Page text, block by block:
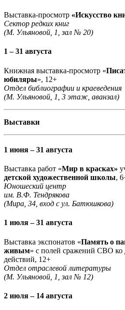
Выставка-просмотр «Искусство
Сектор редких книг
(М. Ульяновой, 1, зал № 20)
1 – 31 августа
Книжная выставка-просмотр «
юбиляры», 12+
Отдел библиографии и краеведения
(М. Ульяновой, 1, 3 этаж, аванзал)
Выставки
1 июня – 31 августа
Выставка работ «Мир в красках»
детской художественной школы,
Юношеский центр
им. В.Ф. Тендрякова
(Мира, 34, вход с ул. Батюшкова)
1 июля – 31 августа
Выставка экспонатов «Память о
живым» с полей сражений СВО
действий, 12+
Отдел отраслевой литературы
(М. Ульяновой, 1, зал № 12)
2 июля – 14 августа